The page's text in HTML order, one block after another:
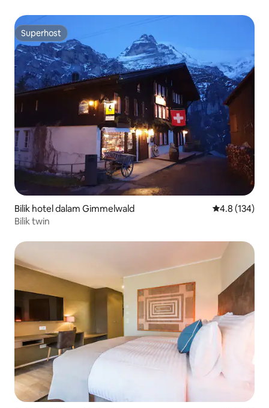
Superhost
Superhost
Bilik hotel dalam Gimmelwald Penarafan
4.8 (134)
Bilik twin